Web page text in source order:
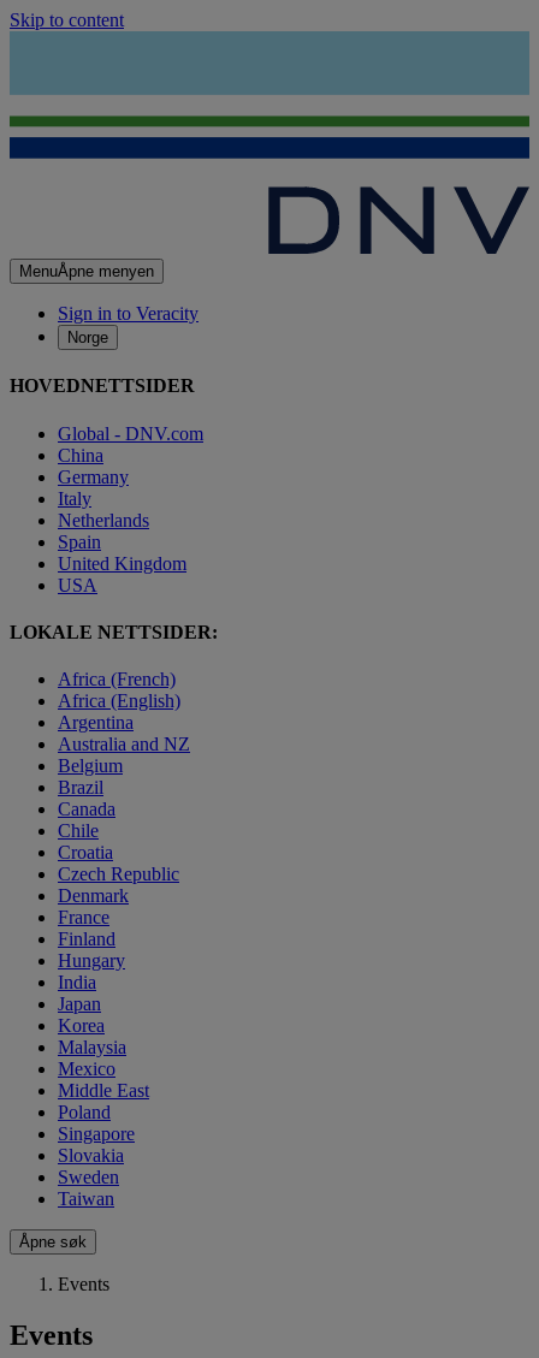
Skip to content
MenuÅpne menyen
Sign in to Veracity
Norge
HOVEDNETTSIDER
Global - DNV.com
China
Germany
Italy
Netherlands
Spain
United Kingdom
USA
LOKALE NETTSIDER:
Africa (French)
Africa (English)
Argentina
Australia and NZ
Belgium
Brazil
Canada
Chile
Croatia
Czech Republic
Denmark
France
Finland
Hungary
India
Japan
Korea
Malaysia
Mexico
Middle East
Poland
Singapore
Slovakia
Sweden
Taiwan
Åpne søk
Events
Events